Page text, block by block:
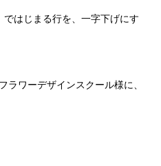
はじまる行を、一字下げにす
ラワーデザインスクール様に、